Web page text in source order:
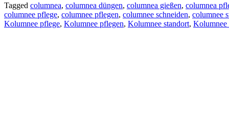
Tagged columnea, columnea düngen, columnea gießen, columnea
columnee pflege, columnee pflegen, columnee schneiden, columnee
Kolumnee pflege, Kolumnee pflegen, Kolumnee standort, Kolumnee